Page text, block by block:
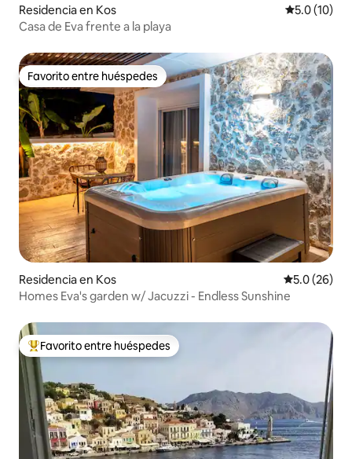
Residencia en Kos Calificación
5.0 (10)
Casa de Eva frente a la playa
Favorito entre huéspedes
Favorito entre huéspedes
Residencia en Kos Calificación
5.0 (26)
Homes Eva's garden w/ Jacuzzi - Endless Sunshine
De los mejores en Favorito entre huéspedes
Favorito entre huéspedes